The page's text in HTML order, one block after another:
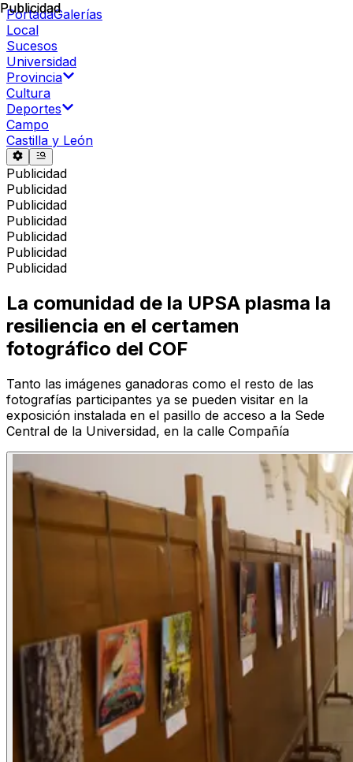
PortadaGalerías
Local
Sucesos
Universidad
Provincia
Cultura
Deportes
Campo
Castilla y León
Publicidad
Publicidad
Publicidad
Publicidad
Publicidad
Publicidad
Publicidad
Publicidad
La comunidad de la UPSA plasma la
resiliencia en el certamen
fotográfico del COF
Tanto las imágenes ganadoras como el resto de las
fotografías participantes ya se pueden visitar en la
exposición instalada en el pasillo de acceso a la Sede
Central de la Universidad, en la calle Compañía
Publicidad